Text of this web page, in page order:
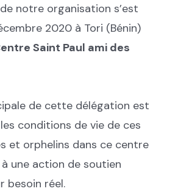
notre organisation s’est
2020 à Tori (Bénin)
Saint Paul ami des
de cette délégation est
conditions de vie de ces
et orphelins dans ce centre
une action de soutien
besoin réel.